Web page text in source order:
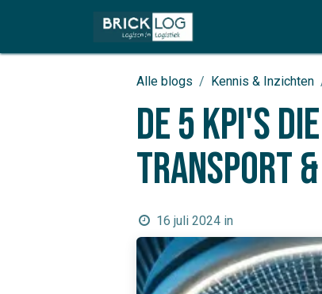
Alle blogs Kennis & Inzichten
De 5 KPI's
transport
16 juli 2024 in